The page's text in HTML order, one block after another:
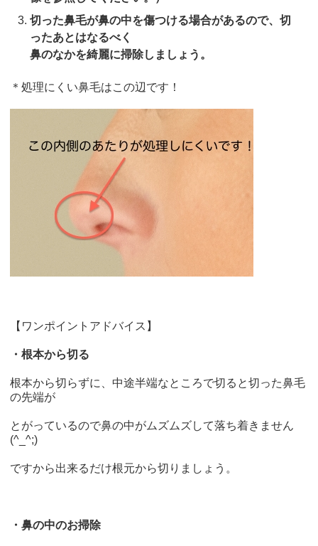
切った鼻毛が鼻の中を傷つける場合があるので、切
ったあとはなるべく
鼻のなかを綺麗に掃除しましょう。
＊処理にくい鼻毛はこの辺です！
【ワンポイントアドバイス】
・根本から切る
根本から切らずに、中途半端なところで切ると切った鼻毛
の先端が
とがっているので鼻の中がムズムズして落ち着きません
(^_^;)
ですから出来るだけ根元から切りましょう。
・鼻の中のお掃除